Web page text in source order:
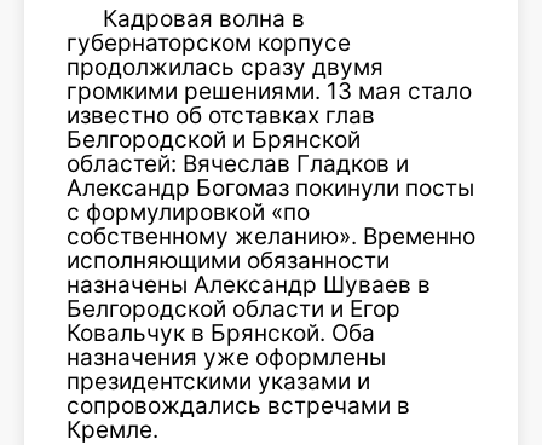
Кадровая волна в
губернаторском корпусе
продолжилась сразу двумя
громкими решениями. 13 мая стало
известно об отставках глав
Белгородской и Брянской
областей: Вячеслав Гладков и
Александр Богомаз покинули посты
с формулировкой «по
собственному желанию». Временно
исполняющими обязанности
назначены Александр Шуваев в
Белгородской области и Егор
Ковальчук в Брянской. Оба
назначения уже оформлены
президентскими указами и
сопровождались встречами в
Кремле.